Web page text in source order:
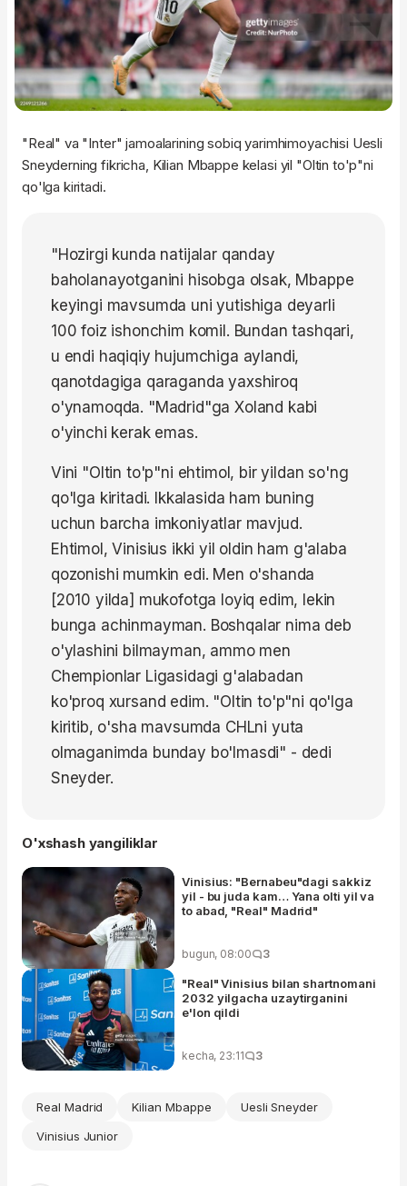
"Real" va "Inter" jamoalarining sobiq yarimhimoyachisi Uesli
Sneyderning fikricha, Kilian Mbappe kelasi yil "Oltin to'p"ni
qo'lga kiritadi.
"Hozirgi kunda natijalar qanday
baholanayotganini hisobga olsak, Mbappe
keyingi mavsumda uni yutishiga deyarli
100 foiz ishonchim komil. Bundan tashqari,
u endi haqiqiy hujumchiga aylandi,
qanotdagiga qaraganda yaxshiroq
o'ynamoqda. "Madrid"ga Xoland kabi
o'yinchi kerak emas.
Vini "Oltin to'p"ni ehtimol, bir yildan so'ng
qo'lga kiritadi. Ikkalasida ham buning
uchun barcha imkoniyatlar mavjud.
Ehtimol, Vinisius ikki yil oldin ham g'alaba
qozonishi mumkin edi. Men o'shanda
[2010 yilda] mukofotga loyiq edim, lekin
bunga achinmayman. Boshqalar nima deb
o'ylashini bilmayman, ammo men
Chempionlar Ligasidagi g'alabadan
ko'proq xursand edim. "Oltin to'p"ni qo'lga
kiritib, o'sha mavsumda CHLni yuta
olmaganimda bunday bo'lmasdi" - dedi
Sneyder.
O'xshash yangiliklar
Vinisius: "Bernabeu"dagi sakkiz
yil - bu juda kam… Yana olti yil va
to abad, "Real" Madrid"
bugun, 08:00 3
"Real" Vinisius bilan shartnomani
2032 yilgacha uzaytirganini
e'lon qildi
kecha, 23:11 3
Real Madrid Kilian Mbappe
Uesli Sneyder
Vinisius Junior